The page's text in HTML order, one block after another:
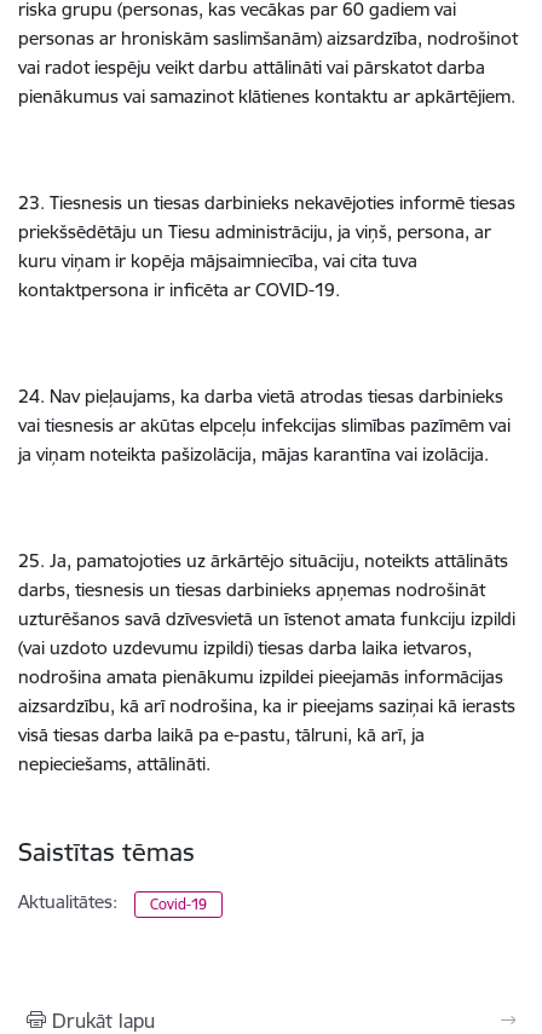
riska grupu (personas, kas vecākas par 60 gadiem vai
personas ar hroniskām saslimšanām) aizsardzība, nodrošinot
vai radot iespēju veikt darbu attālināti vai pārskatot darba
pienākumus vai samazinot klātienes kontaktu ar apkārtējiem.
23. Tiesnesis un tiesas darbinieks nekavējoties informē tiesas
priekšsēdētāju un Tiesu administrāciju, ja viņš, persona, ar
kuru viņam ir kopēja mājsaimniecība, vai cita tuva
kontaktpersona ir inficēta ar COVID-19.
24. Nav pieļaujams, ka darba vietā atrodas tiesas darbinieks
vai tiesnesis ar akūtas elpceļu infekcijas slimības pazīmēm vai
ja viņam noteikta pašizolācija, mājas karantīna vai izolācija.
25. Ja, pamatojoties uz ārkārtējo situāciju, noteikts attālināts
darbs, tiesnesis un tiesas darbinieks apņemas nodrošināt
uzturēšanos savā dzīvesvietā un īstenot amata funkciju izpildi
(vai uzdoto uzdevumu izpildi) tiesas darba laika ietvaros,
nodrošina amata pienākumu izpildei pieejamās informācijas
aizsardzību, kā arī nodrošina, ka ir pieejams saziņai kā ierasts
visā tiesas darba laikā pa e-pastu, tālruni, kā arī, ja
nepieciešams, attālināti.
Saistītas tēmas
Aktualitātes: Covid-19
Drukāt lapu